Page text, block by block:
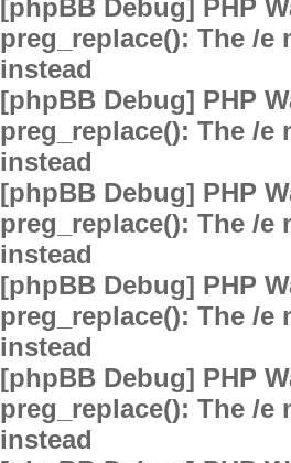
[phpBB Debug] PHP
preg_replace(): The /
instead
[phpBB Debug] PHP
preg_replace(): The /
instead
[phpBB Debug] PHP
preg_replace(): The /
instead
[phpBB Debug] PHP
preg_replace(): The /
instead
[phpBB Debug] PHP
preg_replace(): The /
instead